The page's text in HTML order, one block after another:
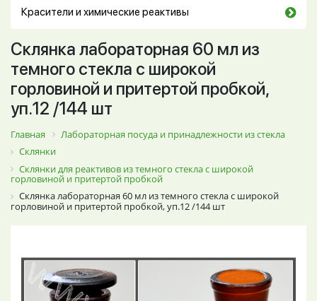
Красители и химические реактивы
Склянка лабораторная 60 мл из
темного стекла с широкой
горловиной и притертой пробкой,
уп.12 /144 шт
Главная
Лабораторная посуда и принадлежности из стекла
Склянки
Склянки для реактивов из темного стекла с широкой
горловиной и притертой пробкой
Склянка лабораторная 60 мл из темного стекла с широкой
горловиной и притертой пробкой, уп.12 /144 шт